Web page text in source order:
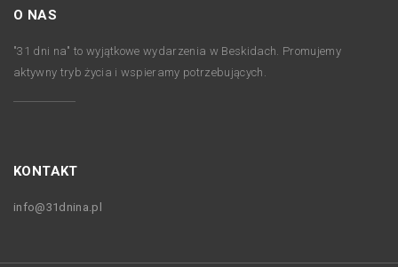
O NAS
"31 dni na" to wyjątkowe wydarzenia w Beskidach. Promujemy
aktywny tryb życia i wspieramy potrzebujących.
KONTAKT
info@31dnina.pl